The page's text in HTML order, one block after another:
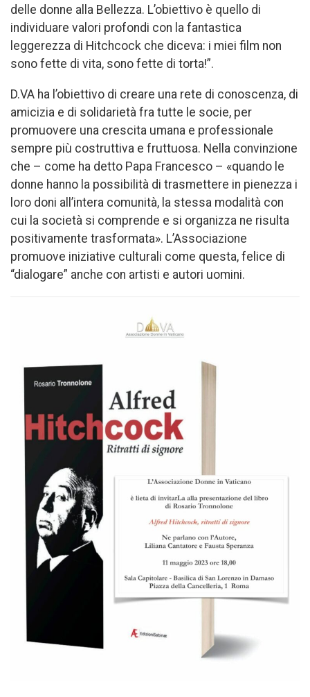
delle donne alla Bellezza. L’obiettivo è quello di
individuare valori profondi con la fantastica
leggerezza di Hitchcock che diceva: i miei film non
sono fette di vita, sono fette di torta!”.
D.VA ha l’obiettivo di creare una rete di conoscenza, di
amicizia e di solidarietà fra tutte le socie, per
promuovere una crescita umana e professionale
sempre più costruttiva e fruttuosa. Nella convinzione
che – come ha detto Papa Francesco – «quando le
donne hanno la possibilità di trasmettere in pienezza i
loro doni all’intera comunità, la stessa modalità con
cui la società si comprende e si organizza ne risulta
positivamente trasformata». L’Associazione
promuove iniziative culturali come questa, felice di
“dialogare” anche con artisti e autori uomini.